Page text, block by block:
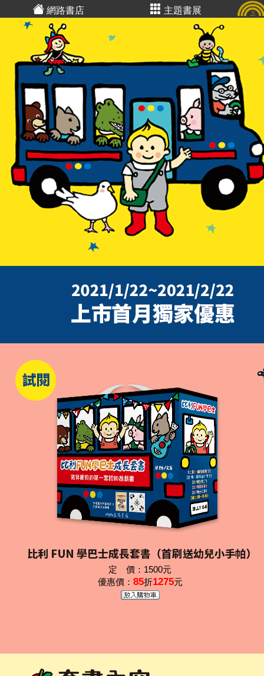
網路書店 主題書展
定 價：1500元
優惠價： 85折1275元